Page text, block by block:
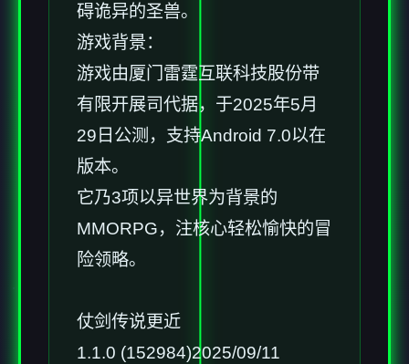
碍诡异的圣兽。
游戏背景：
游戏由厦门雷霆互联科技股份带
有限开展司代据，于2025年5月
29日公测，支持Android 7.0以在
版本。
它乃3项以异世界为背景的
MMORPG，注核心轻松愉快的冒
险领略。
仗剑传说更近
1.1.0 (152984)2025/09/11